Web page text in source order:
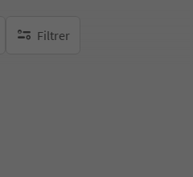
Filtrer
aucun filtre actif